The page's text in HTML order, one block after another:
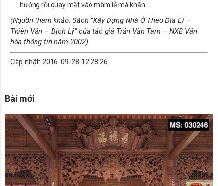
hướng rồi quay mặt vào mâm lễ mà khấn.
(Nguồn tham khảo: Sách “Xây Dựng Nhà Ở Theo Địa Lý –
Thiên Văn – Dịch Lý” của tác giả Trần Văn Tam – NXB Văn
hóa thông tin năm 2002)
Cập nhật: 2016-09-28 12:28:26
Bài mới